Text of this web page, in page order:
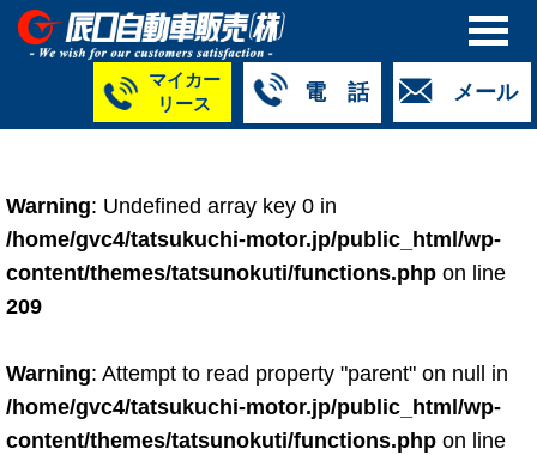
メール
電 話
4427
050-5268-
8009
2318
0024
2424
4430
マイカー
リース
Warning: Undefined array key 0 in
/home/gvc4/tatsukuchi-motor.jp/public_html/wp-
content/themes/tatsunokuti/functions.php on line
209
Warning: Attempt to read property "parent" on null in
/home/gvc4/tatsukuchi-motor.jp/public_html/wp-
content/themes/tatsunokuti/functions.php on line